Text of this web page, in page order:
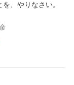
、やりなさい。